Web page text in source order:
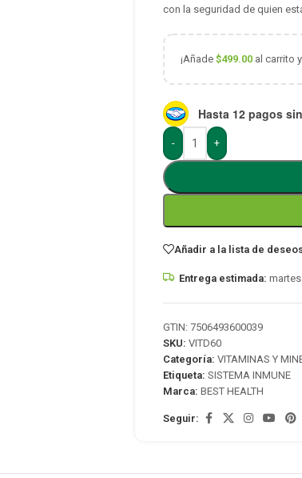
con la seguridad de quien
¡Añade $499.00 al carrito
Hasta 12 pagos
- +
Añadir a la lista de
Entrega estimada:
GTIN: 7506493600039
SKU: VITD60
Categoría: VITAMINAS Y
Etiqueta: SISTEMA INMUNE
Marca: BEST HEALTH
Seguir: